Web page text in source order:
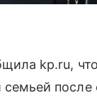
kp.ru,
после